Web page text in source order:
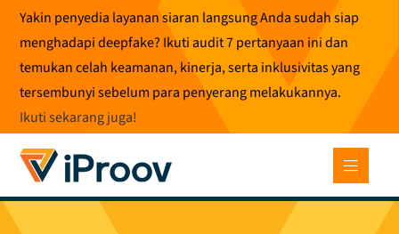
Loncat
konten
Yakin penyedia layanan siaran langsung Anda sudah siap
menghadapi deepfake? Ikuti audit 7 pertanyaan ini dan
temukan celah keamanan, kinerja, serta inklusivitas yang
tersembunyi sebelum para penyerang melakukannya.
Ikuti sekarang juga!